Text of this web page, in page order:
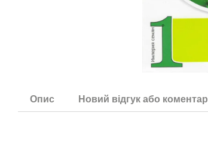
Опис Новий відгук або коментар